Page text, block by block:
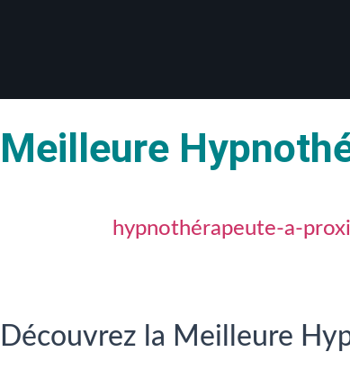
Meilleure
hypnothérapeute-a-
Découvrez la Meilleure